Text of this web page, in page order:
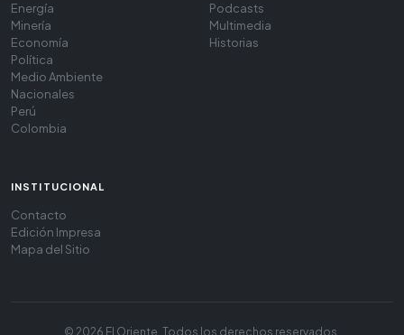
Energía
Minería
Economía
Política
Medio Ambiente
Nacionales
Perú
Colombia
Podcasts
Multimedia
Historias
INSTITUCIONAL
Contacto
Edición Impresa
Mapa del Sitio
© 2026 El Oriente. Todos los derechos reservados.